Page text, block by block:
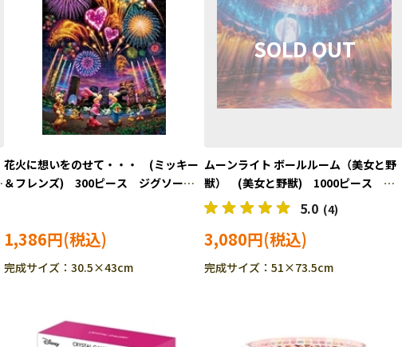
花火に想いをのせて・・・ (ミッキー
＆フレンズ) 300ピース ジグソーパ
1,386円
完成サイズ：30.5×43cm
ムーンライト ボールルーム（美女と野
獣） (美女と野獣) 1000ピース ジ
グソーパズル TEN-D1000-868
5.0 (4)
3,080円
完成サイズ：51×73.5cm